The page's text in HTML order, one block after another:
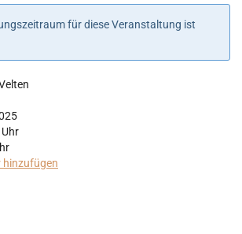
für diese Veranstaltung ist
Uhr
hinzufügen